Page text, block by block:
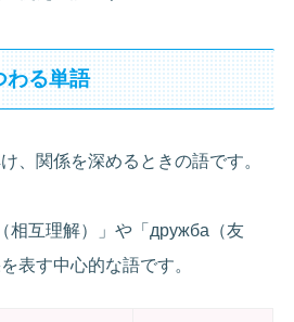
わる単語
、関係を深めるときの語です。
相互理解）」や「дружба（友
表す中心的な語です。